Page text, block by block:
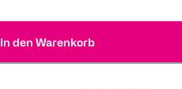
In den Warenkorb